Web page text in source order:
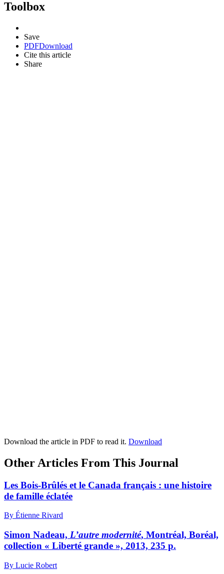
Toolbox
Save
PDFDownload
Cite this article
Share
Download the article in PDF to read it. Download
Other Articles From This Journal
Les Bois-Brûlés et le Canada français : une histoire
de famille éclatée
By Étienne Rivard
Simon Nadeau, L’autre modernité, Montréal, Boréal,
collection « Liberté grande », 2013, 235 p.
By Lucie Robert